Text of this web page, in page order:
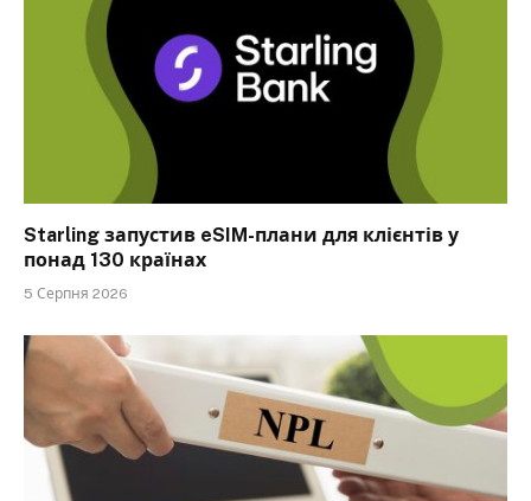
Starling запустив eSIM-плани для клієнтів у
понад 130 країнах
5 Серпня 2026